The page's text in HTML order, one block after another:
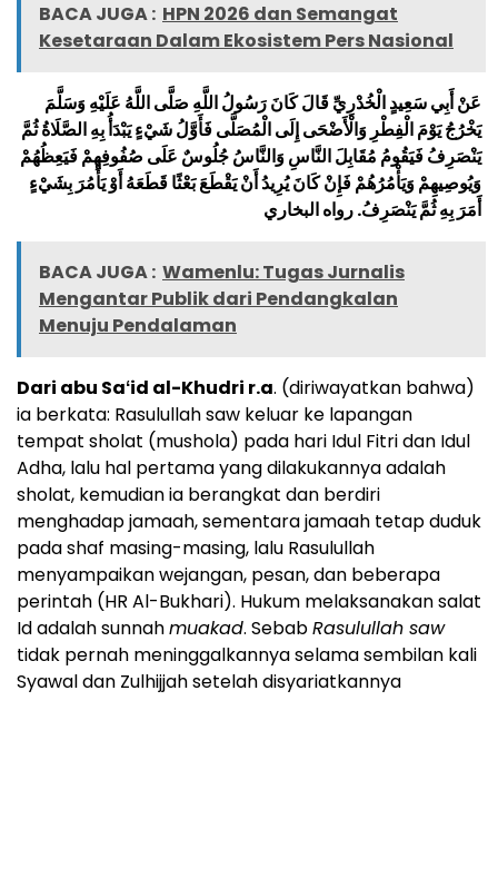
BACA JUGA : HPN 2026 dan Semangat
Kesetaraan Dalam Ekosistem Pers Nasional
عَنْ أَبِي سَعِيدٍ الْخُدْرِيِّ قَالَ كَانَ رَسُولُ اللَّهِ صَلَّى اللَّهُ عَلَيْهِ وَسَلَّمَ
يَخْرُجُ يَوْمَ الْفِطْرِ وَالْأَضْحَى إِلَى الْمُصَلَّى فَأَوَّلُ شَيْءٍ يَبْدَأُ بِهِ الصَّلَاةُ ثُمَّ
يَنْصَرِفُ فَيَقُومُ مُقَابِلَ النَّاسِ وَالنَّاسُ جُلُوسٌ عَلَى صُفُوفِهِمْ فَيَعِظُهُمْ
وَيُوصِيهِمْ وَيَأْمُرُهُمْ فَإِنْ كَانَ يُرِيدُ أَنْ يَقْطَعَ بَعْثًا قَطَعَهُ أَوْ يَأْمُرَ بِشَيْءٍ
أَمَرَ بِهِ ثُمَّ يَنْصَرِفُ. رواه البخاري
BACA JUGA : Wamenlu: Tugas Jurnalis
Mengantar Publik dari Pendangkalan
Menuju Pendalaman
Dari abu Saʻid al-Khudri r.a. (diriwayatkan bahwa)
ia berkata: Rasulullah saw keluar ke lapangan
tempat sholat (mushola) pada hari Idul Fitri dan Idul
Adha, lalu hal pertama yang dilakukannya adalah
sholat, kemudian ia berangkat dan berdiri
menghadap jamaah, sementara jamaah tetap duduk
pada shaf masing-masing, lalu Rasulullah
menyampaikan wejangan, pesan, dan beberapa
perintah (HR Al-Bukhari). Hukum melaksanakan salat
Id adalah sunnahmuakad. SebabRasulullah saw
tidak pernah meninggalkannya selama sembilan kali
Syawal dan Zulhijjah setelah disyariatkannya